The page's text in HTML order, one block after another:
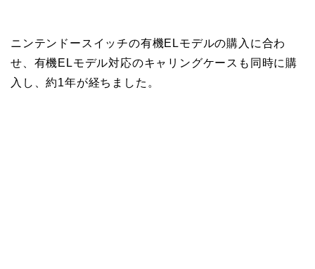
ニンテンドースイッチの有機ELモデルの購入に合わ
せ、有機ELモデル対応のキャリングケースも同時に購
入し、約1年が経ちました。